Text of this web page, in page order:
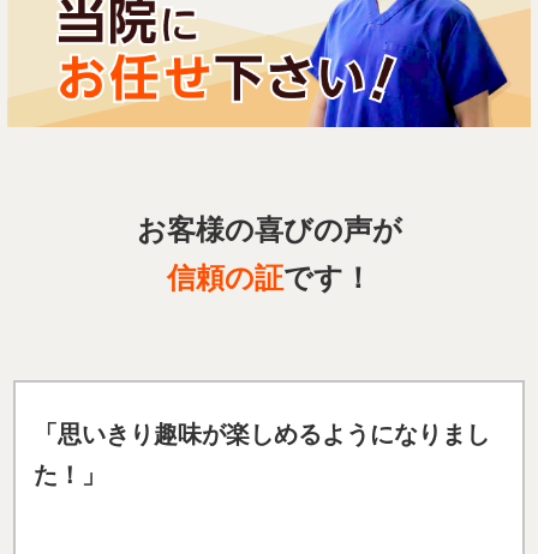
お客様の喜びの声が
信頼の証です！
「思いきり趣味が楽しめるようになりまし
た！」